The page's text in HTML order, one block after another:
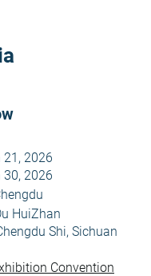
21, 2026
30, 2026
HuiZhan
Shi, Sichuan
Convention